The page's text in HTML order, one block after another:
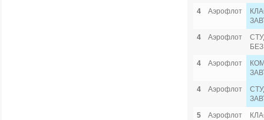
4
Аэрофлот
4
Аэрофлот
4
Аэрофлот
4
Аэрофлот
5
Аэрофлот